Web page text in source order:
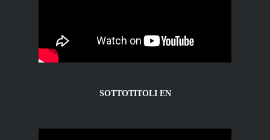
SOTTOTITOLI EN